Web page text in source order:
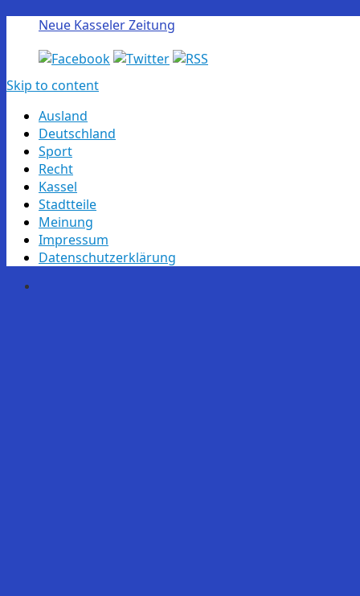
Neue Kasseler Zeitung
Skip to content
Ausland
Deutschland
Sport
Recht
Kassel
Stadtteile
Meinung
Impressum
Datenschutzerklärung